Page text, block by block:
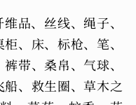
品、丝线、绳子、
、床、标枪、笔、
带、桑帛、气球、
、救生圈、草木之